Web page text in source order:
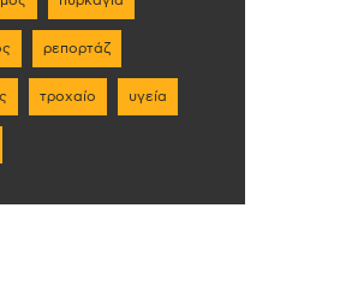
ρεπορτάζ
τροχαίο υγεία